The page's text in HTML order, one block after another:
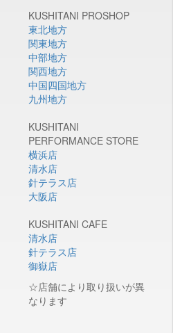
KUSHITANI PROSHOP
東北地方
関東地方
中部地方
関西地方
中国四国地方
九州地方
KUSHITANI
PERFORMANCE STORE
横浜店
清水店
針テラス店
大阪店
KUSHITANI CAFE
清水店
針テラス店
御嶽店
☆店舗により取り扱いが異
なります